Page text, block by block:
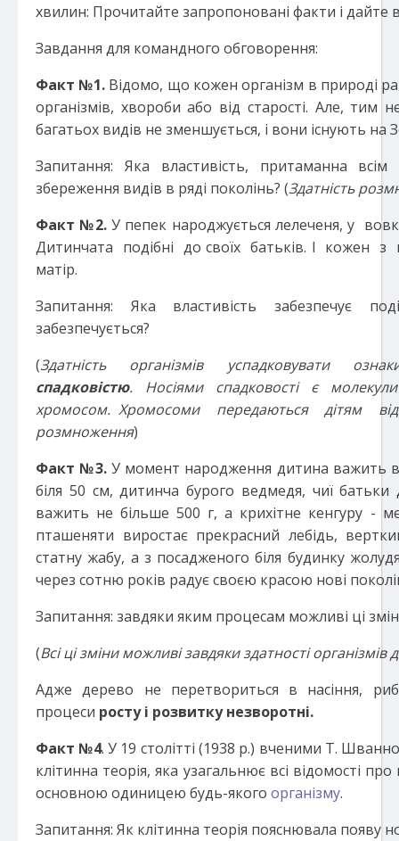
хвилин: Прочитайте запропоновані факти і дайте
Завдання для командного обговорення:
Факт №1.Відомо, що кожен організм в природі
організмів, хвороби або від старості. Але, тим
багатьох видів не зменшується, і вони існують на
Запитання: Яка властивість, притаманна
збереження видів в ряді поколінь? (Здатність
Факт №2.У пепек народжується лелеченя, у
Дитинчата подібні до своїх батьків. І кожен
матір.
Запитання: Яка властивість забезпечує
забезпечується?
(Здатність організмів успадковувати
спадковістю. Носіями спадковості є
хромосом. Хромосоми передаються дітям
розмноження)
Факт №3.У момент народження дитина важить в
біля 50 см, дитинча бурого ведмедя, чиї батьки
важить не більше 500 г, а крихітне кенгуру -
пташеняти виростає прекрасний лебідь,
статну жабу, а з посадженого біля будинку
через сотню років радує своєю красою нові
Запитання: завдяки яким процесам можливі ці
(Всі ці зміни можливі завдяки здатності організмів
Адже дерево не перетвориться в насіння,
процеси росту і розвитку незворотні.
Факт №4. У 19 столітті (1938 р.) вченими Т.
клітинна теорія, яка узагальнює всі відомості
основною одиницею будь-якого організму.
Запитання: Як клітинна теорія пояснювала появу